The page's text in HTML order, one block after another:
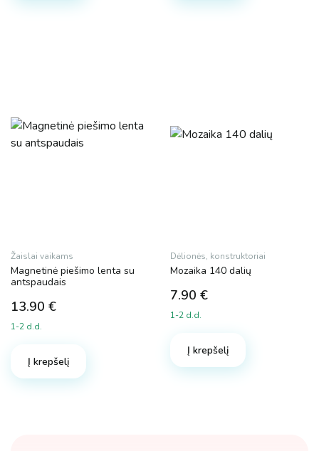
Žaislai vaikams
Magnetinė piešimo lenta su
antspaudais
13.90 €
1-2 d.d.
Į krepšelį
Dėlionės, konstruktoriai
Mozaika 140 dalių
7.90 €
1-2 d.d.
Į krepšelį